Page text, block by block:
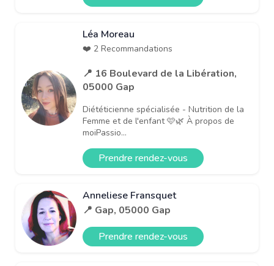
Léa Moreau
❤️ 2 Recommandations
📍 16 Boulevard de la Libération,
05000 Gap
Diététicienne spécialisée - Nutrition de la
Femme et de l'enfant 🩷🌿 À propos de
moiPassio...
Prendre rendez-vous
Anneliese Fransquet
📍 Gap, 05000 Gap
Prendre rendez-vous